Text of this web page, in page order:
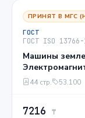
ПРИНЯТ В МГС
ГОСТ
ГОСТ ISO
Машины
внутренним
Общие
условиях
44 стр. 53.100
7216 ₸